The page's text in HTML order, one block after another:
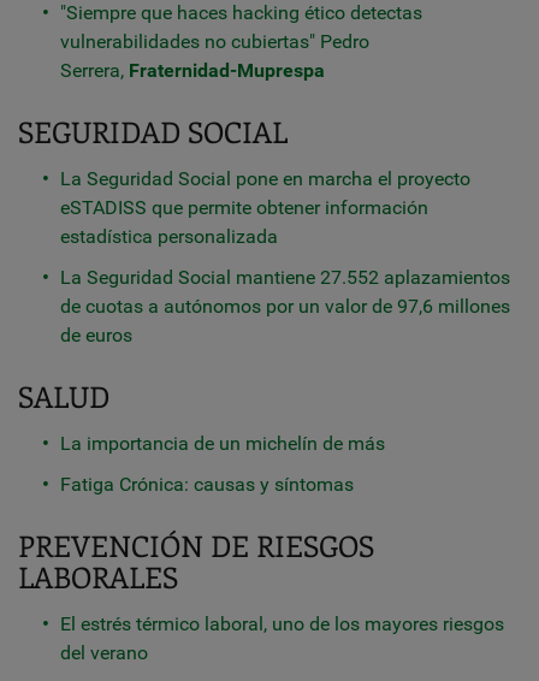
"Siempre que haces hacking ético detectas
vulnerabilidades no cubiertas" Pedro
Serrera, Fraternidad-Muprespa
SEGURIDAD SOCIAL
La Seguridad Social pone en marcha el proyecto
eSTADISS que permite obtener información
estadística personalizada
La Seguridad Social mantiene 27.552 aplazamientos
de cuotas a autónomos por un valor de 97,6 millones
de euros
SALUD
La importancia de un michelín de más
Fatiga Crónica: causas y síntomas
PREVENCIÓN DE RIESGOS
LABORALES
El estrés térmico laboral, uno de los mayores riesgos
del verano